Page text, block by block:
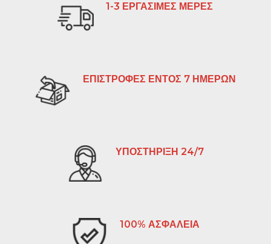
1-3 ΕΡΓΑΣΙΜΕΣ ΜΕΡΕΣ
ΕΠΙΣΤΡΟΦΕΣ ΕΝΤΟΣ 7 ΗΜΕΡΩΝ
ΥΠΟΣΤΗΡΙΞΗ 24/7
100% ΑΣΦΑΛΕΙΑ